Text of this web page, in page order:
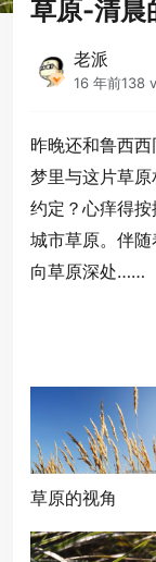
草原-清晨
老派
16 年前138
昨晚还和鲁西
梦里与这片草
约定？心痒得
城市草原。伴
向草原深处……
草原的视角